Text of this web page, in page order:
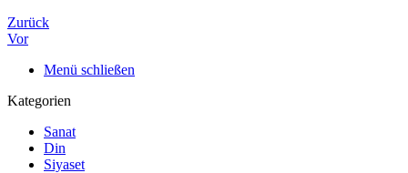
Zurück
Vor
Menü schließen
Kategorien
Sanat
Din
Siyaset